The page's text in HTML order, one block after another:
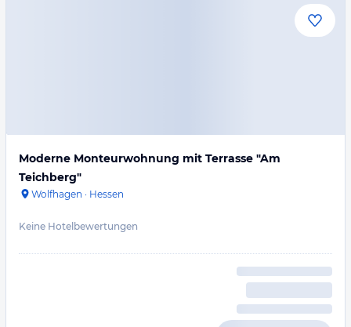
Moderne Monteurwohnung mit Terrasse "Am
Teichberg"
Wolfhagen · Hessen
Keine Hotelbewertungen